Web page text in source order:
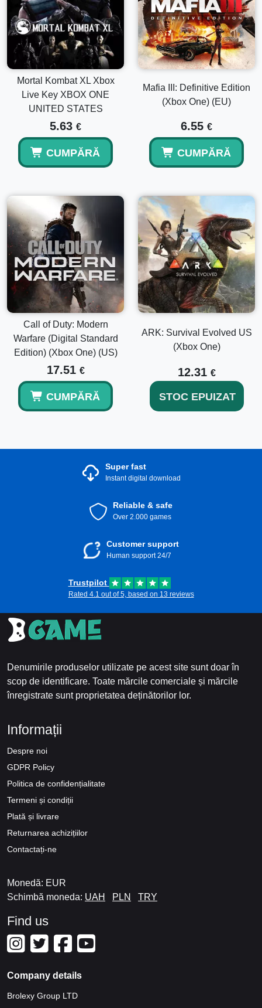
Mortal Kombat XL Xbox
Live Key XBOX ONE
UNITED STATES
5.63 €
CUMPĂRĂ
Mafia III: Definitive Edition
(Xbox One) (EU)
6.55 €
CUMPĂRĂ
Call of Duty: Modern
Warfare (Digital Standard
Edition) (Xbox One) (US)
17.51 €
CUMPĂRĂ
ARK: Survival Evolved US
(Xbox One)
12.31 €
STOC EPUIZAT
Super fast
Instant digital download
Reliable & safe
Over 2.000 games
Customer support
Human support 24/7
Trustpilot
Rated 4.1 out of 5, based on 13 reviews
Denumirile produselor utilizate pe acest site sunt doar în
scop de identificare. Toate mărcile comerciale și mărcile
înregistrate sunt proprietatea deținătorilor lor.
Informații
Despre noi
GDPR Policy
Politica de confidențialitate
Termeni și condiții
Plată și livrare
Returnarea achizițiilor
Contactați-ne
Monedă: EUR
Schimbă moneda: UAH PLN TRY
Find us
Company details
Brolexy Group LTD